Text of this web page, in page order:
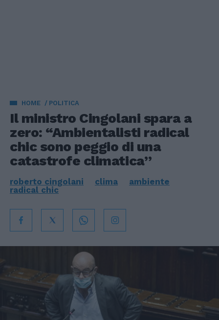
HOME POLITICA
Il ministro Cingolani spara a
zero: “Ambientalisti radical
chic sono peggio di una
catastrofe climatica”
roberto cingolani clima
ambiente
radical chic